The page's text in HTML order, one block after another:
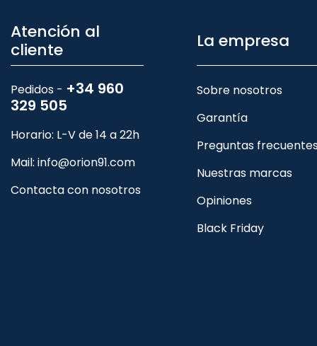
Atención al
cliente
Pedidos - +34 960
329 505
Horario: L-V de 14 a 22h
Mail: info@orion91.com
Contacta con nosotros
La empresa
Sobre nosotros
Garantía
Preguntas
Nuestras marcas
Opiniones
Black Friday